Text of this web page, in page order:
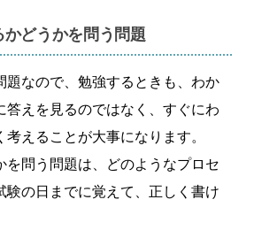
かどうかを問う問題
題なので、勉強するときも、わか
答えを見るのではなく、すぐにわ
えることが大事になります。
を問う問題は、どのようなプロセ
験の日までに覚えて、正しく書け